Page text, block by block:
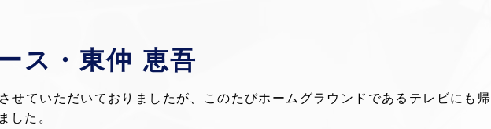
ス・東仲 恵吾
せていただいておりましたが、このたびホームグラウンドであるテレビにも帰
した。